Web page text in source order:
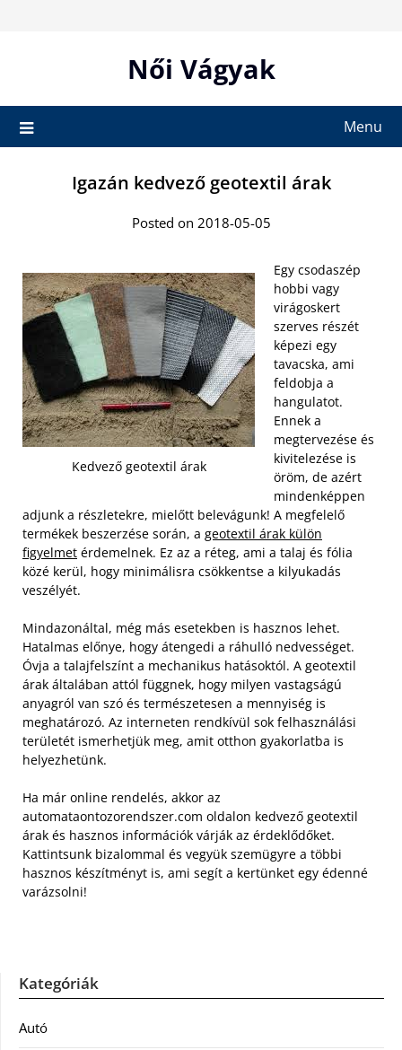
Női Vágyak
Menu
Igazán kedvező geotextil árak
Posted on 2018-05-05
Kedvező geotextil árak
Egy csodaszép
hobbi vagy
virágoskert
szerves részét
képezi egy
tavacska, ami
feldobja a
hangulatot.
Ennek a
megtervezése és
kivitelezése is
öröm, de azért
mindenképpen
adjunk a részletekre, mielőtt belevágunk! A megfelelő
termékek beszerzése során, a geotextil árak külön
figyelmet érdemelnek. Ez az a réteg, ami a talaj és fólia
közé kerül, hogy minimálisra csökkentse a kilyukadás
veszélyét.
Mindazonáltal, még más esetekben is hasznos lehet.
Hatalmas előnye, hogy átengedi a ráhulló nedvességet.
Óvja a talajfelszínt a mechanikus hatásoktól. A geotextil
árak általában attól függnek, hogy milyen vastagságú
anyagról van szó és természetesen a mennyiség is
meghatározó. Az interneten rendkívül sok felhasználási
területét ismerhetjük meg, amit otthon gyakorlatba is
helyezhetünk.
Ha már online rendelés, akkor az
automataontozorendszer.com oldalon kedvező geotextil
árak és hasznos információk várják az érdeklődőket.
Kattintsunk bizalommal és vegyük szemügyre a többi
hasznos készítményt is, ami segít a kertünket egy édenné
varázsolni!
Kategóriák
Autó